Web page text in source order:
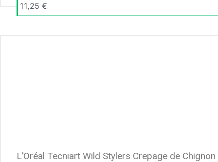
11,25 €
L’Oréal Tecniart Wild Stylers Crepage de Chignon